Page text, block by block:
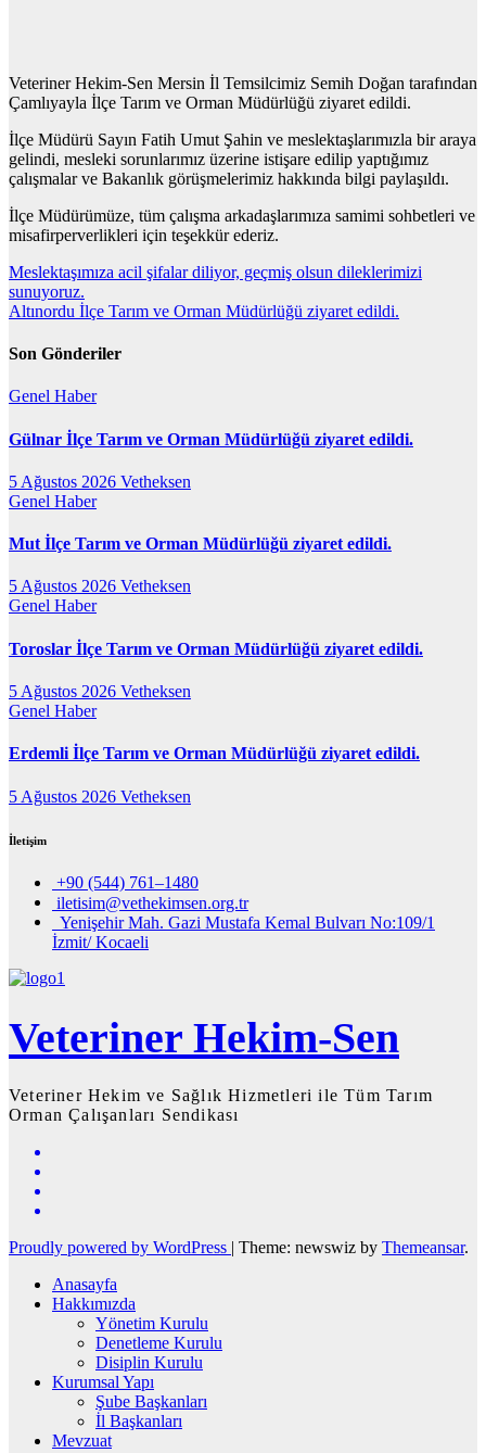
Veteriner Hekim-Sen Mersin İl Temsilcimiz Semih Doğan tarafından
Çamlıyayla İlçe Tarım ve Orman Müdürlüğü ziyaret edildi.
İlçe Müdürü Sayın Fatih Umut Şahin ve meslektaşlarımızla bir araya
gelindi, mesleki sorunlarımız üzerine istişare edilip yaptığımız
çalışmalar ve Bakanlık görüşmelerimiz hakkında bilgi paylaşıldı.
İlçe Müdürümüze, tüm çalışma arkadaşlarımıza samimi sohbetleri ve
misafirperverlikleri için teşekkür ederiz.
Yazı
gezinmesi
Meslektaşımıza acil şifalar diliyor, geçmiş olsun dileklerimizi
sunuyoruz.
Altınordu İlçe Tarım ve Orman Müdürlüğü ziyaret edildi.
Son Gönderiler
Genel Haber
Gülnar İlçe Tarım ve Orman Müdürlüğü ziyaret edildi.
5 Ağustos 2026 Vetheksen
Genel Haber
Mut İlçe Tarım ve Orman Müdürlüğü ziyaret edildi.
5 Ağustos 2026 Vetheksen
Genel Haber
Toroslar İlçe Tarım ve Orman Müdürlüğü ziyaret edildi.
5 Ağustos 2026 Vetheksen
Genel Haber
Erdemli İlçe Tarım ve Orman Müdürlüğü ziyaret edildi.
5 Ağustos 2026 Vetheksen
İletişim
+90 (544) 761–1480
iletisim@vethekimsen.org.tr
Yenişehir Mah. Gazi Mustafa Kemal Bulvarı No:109/1
İzmit/ Kocaeli
Veteriner Hekim-Sen
Veteriner Hekim ve Sağlık Hizmetleri ile Tüm Tarım
Orman Çalışanları Sendikası
Proudly powered by WordPress | Theme: newswiz by Themeansar.
Anasayfa
Hakkımızda
Yönetim Kurulu
Denetleme Kurulu
Disiplin Kurulu
Kurumsal Yapı
Şube Başkanları
İl Başkanları
Mevzuat